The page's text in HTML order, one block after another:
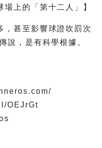
場上的「第十二人」】
，甚至影響球證吹罰次
說，是有科學根據。
OEJrGt